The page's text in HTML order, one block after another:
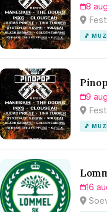
8
🎵
9
🎵
16